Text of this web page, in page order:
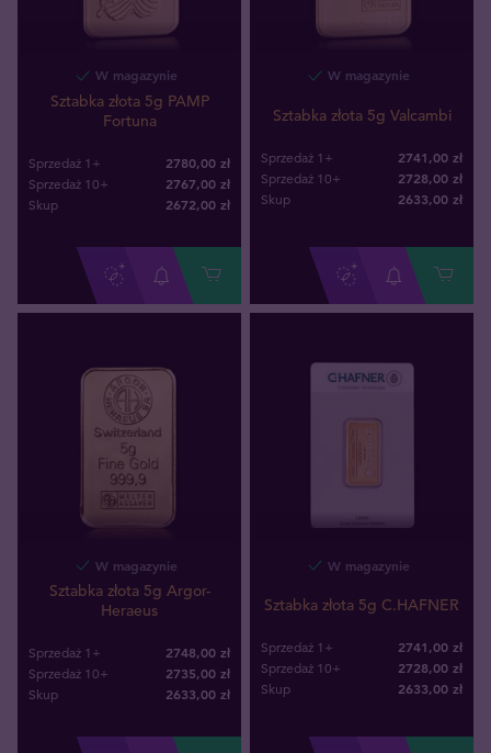
W magazynie
Sztabka złota 5g PAMP
Fortuna
Sprzedaż 1+ 2780,00 zł
Sprzedaż 10+ 2767,00 zł
Skup 2672,00 zł
W magazynie
Sztabka złota 5g Valcambi
Sprzedaż 1+ 2741,00 zł
Sprzedaż 10+ 2728,00 zł
Skup 2633,00 zł
W magazynie
Sztabka złota 5g Argor-
Heraeus
Sprzedaż 1+ 2748,00 zł
Sprzedaż 10+ 2735,00 zł
Skup 2633,00 zł
W magazynie
Sztabka złota 5g C.HAFNER
Sprzedaż 1+ 2741,00 zł
Sprzedaż 10+ 2728,00 zł
Skup 2633,00 zł